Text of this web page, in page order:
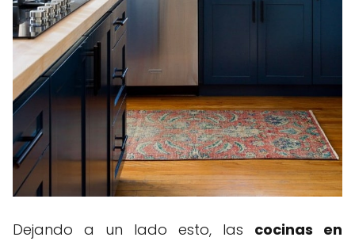
Dejando a un lado esto, las cocinas en